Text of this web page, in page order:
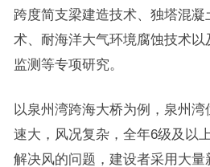
跨度简支梁建造技术、独塔混
术、耐海洋大气环境腐蚀技术
监测等专项研究。
以泉州湾跨海大桥为例，泉州
速大，风况复杂，全年6级及以
解决风的问题，建设者采用大